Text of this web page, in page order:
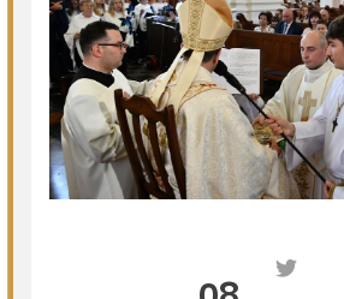
05.08.2026 Gmina Perlejewo
Gmina Perlejewo z dofinansowaniem
jednostek OSP
05.08.2026 Gmina Dziadkowice
Jubileusz 40-lecia „Kaliny” – galeria.
Via Carpatia coraz dłuższa. Kolejny